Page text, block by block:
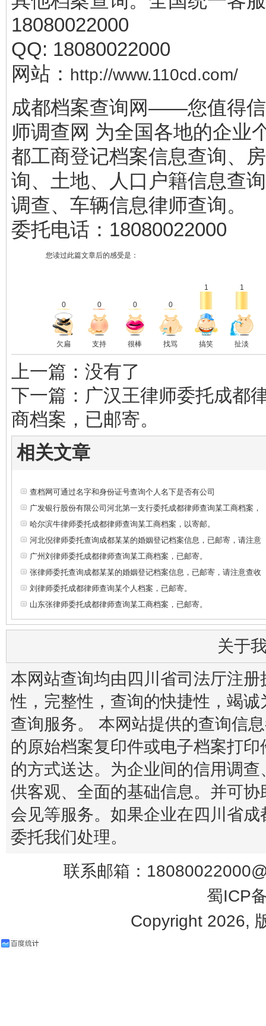
18080022000
QQ: 18080022000
网站： http://www.110cd.com/
成都档案查询网——您值得
师调查网 为全国各地的企业
都工商登记档案信息查询、
询、土地、人口户籍信息查
调查、车辆信息律师查询。
委托电话：18080022000
您读过此篇文章后的感受是：
0 0 0 0
1 1
欠扁 支持 很棒 找骂 搞笑 扯淡
上一篇：没有了
下一篇：广汉王律师委托成都
商档案，已邮寄。
相关文章
查档网可通过名字和身份证号查询个人名下是否有公司
广发银行股份有限公司河北第一支行委托成都律师查询某工商档案，
哈尔滨牛律师委托成都律师查询某工商档案，以寄邮。
河北倪律师委托查询成都某某的婚姻登记档案信息，已邮寄，请注意
广州刘律师委托成都律师查询某工商档案，已邮寄。
张律师委托查询成都某某的婚姻登记档案信息，已邮寄，请注意查收
刘律师委托成都律师查询某个人档案，已邮寄。
山东张律师委托成都律师查询某工商档案，已邮寄。
关于
本网站查询均由四川省司法厅注
性，完整性，查询的快捷性，竭
查询服务。 本网站提供的查询信
的原始档案复印件或电子档案打
的方式送达。为企业间的信用调
供客观、全面的基础信息。并可
会见等服务。如果企业在四川省
委托我们处理。
联系邮箱：
蜀ICP
Copyright 2026,